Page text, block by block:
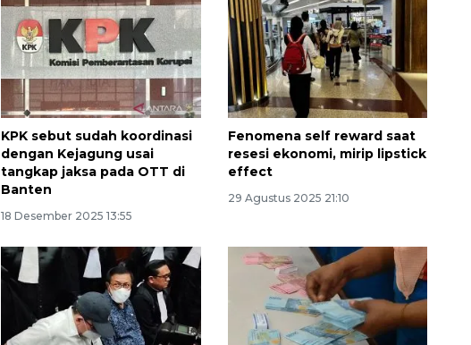
KPK sebut sudah koordinasi
dengan Kejagung usai
tangkap jaksa pada OTT di
Banten
18 Desember 2025 13:55
Fenomena self reward saat
resesi ekonomi, mirip lipstick
effect
29 Agustus 2025 21:10
Awas penipuan berbasis AI
2026-08-07 13:45:00